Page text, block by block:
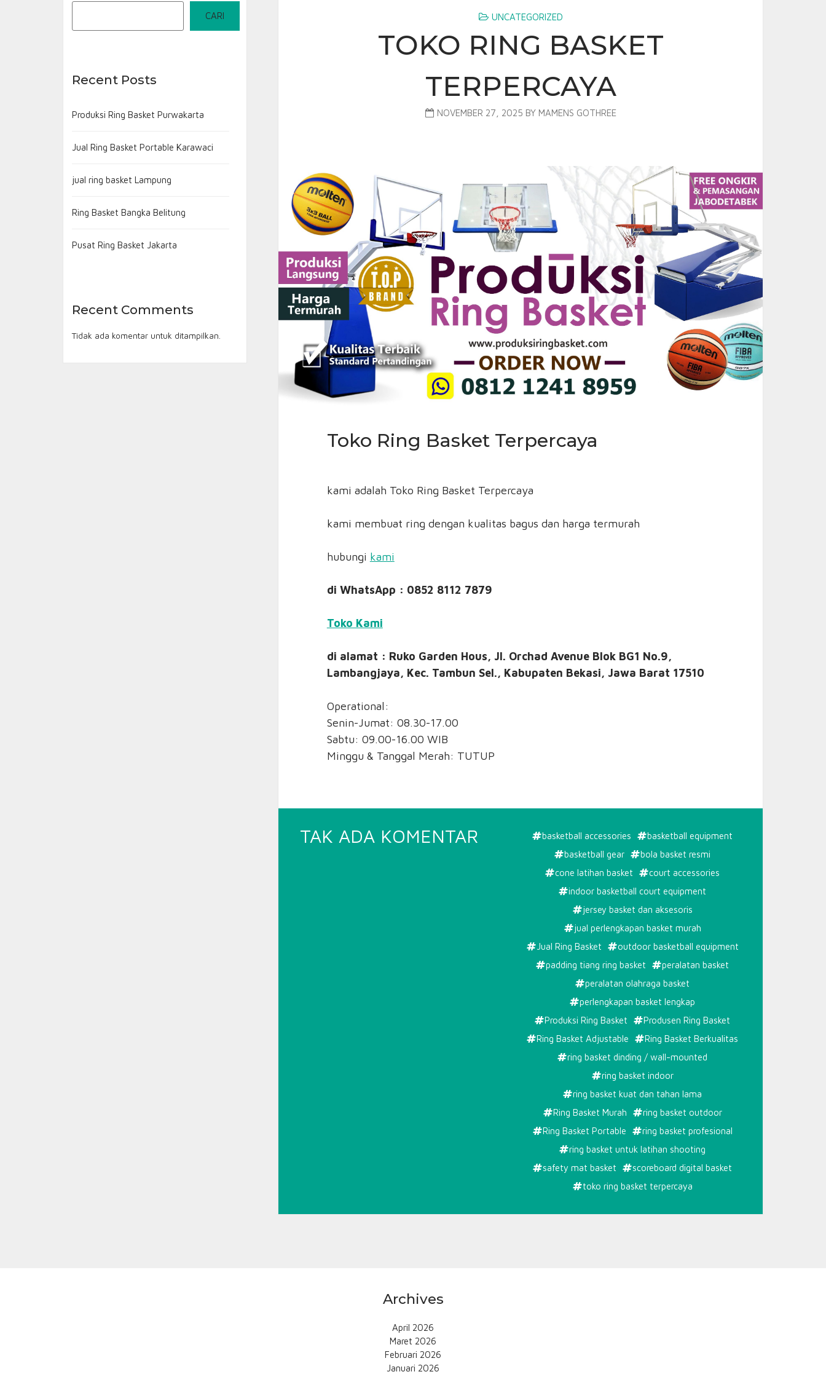
UNCATEGORIZED
TOKO RING BASKET
TERPERCAYA
NOVEMBER 27, 2025 BY MAMENS GOTHREE
Toko Ring Basket Terpercaya
kami adalah Toko Ring Basket Terpercaya
kami membuat ring dengan kualitas bagus dan harga termurah
hubungi kami
di WhatsApp : 0852 8112 7879
Toko Kami
di alamat : Ruko Garden Hous, Jl. Orchad Avenue Blok BG1 No.9,
Lambangjaya, Kec. Tambun Sel., Kabupaten Bekasi, Jawa Barat 17510
Operational:
Senin-Jumat: 08.30-17.00
Sabtu: 09.00-16.00 WIB
Minggu & Tanggal Merah: TUTUP
TAK ADA KOMENTAR
TERPERCAYA
basketball accessories
basketball equipment
basketball gear
bola basket resmi
cone latihan basket
court accessories
indoor basketball court equipment
jersey basket dan aksesoris
jual perlengkapan basket murah
Jual Ring Basket
outdoor basketball equipment
padding tiang ring basket
peralatan basket
peralatan olahraga basket
perlengkapan basket lengkap
Produksi Ring Basket
Produsen Ring Basket
Ring Basket Adjustable
Ring Basket Berkualitas
ring basket dinding / wall-mounted
ring basket indoor
ring basket kuat dan tahan lama
Ring Basket Murah
ring basket outdoor
Ring Basket Portable
ring basket profesional
ring basket untuk latihan shooting
safety mat basket
scoreboard digital basket
toko ring basket terpercaya
CARI
Recent Posts
Produksi Ring Basket Purwakarta
Jual Ring Basket Portable Karawaci
jual ring basket Lampung
Ring Basket Bangka Belitung
Pusat Ring Basket Jakarta
Recent Comments
Tidak ada komentar untuk ditampilkan.
Archives
April 2026
Maret 2026
Februari 2026
Januari 2026